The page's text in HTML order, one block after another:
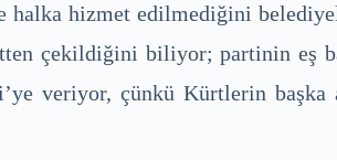
halka hizmet edilmediğini
çekildiğini biliyor; partinin eş
veriyor, çünkü Kürtlerin